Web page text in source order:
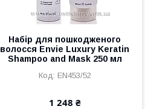
Набір для пошкодженого
волосся Envie Luxury Keratin
Shampoo and Mask 250 мл
EN453/52
1 248 ₴